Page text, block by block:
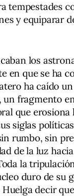
tempestades
y equiparar
los
en que se ha
ha caído
un fragmento
que erosiona
siglas
rumbo, sin
de la luz
la
duro de su
decir